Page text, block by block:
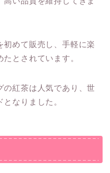
初めて販売し、手軽に楽
とされています。
の紅茶は人気であり、世
なりました。